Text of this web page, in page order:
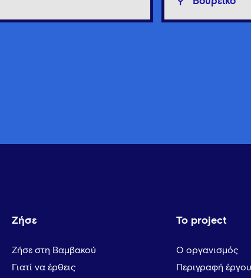
Ζήσε
Ζήσε στη Βαμβακού
Γιατί να έρθεις
Το project
Ο οργανισμός
Περιγραφή έργου